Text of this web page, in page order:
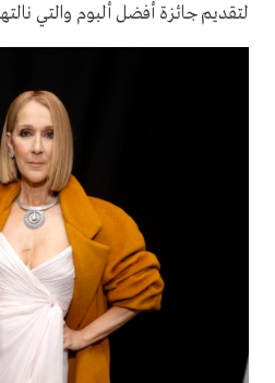
لتقديم جائزة أفضل ألبوم والتي